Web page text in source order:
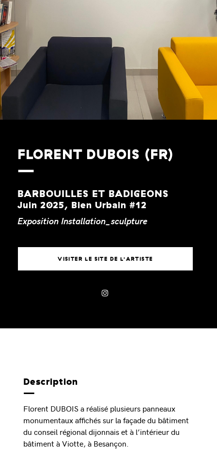
FLORENT DUBOIS (FR)
BARBOUILLES ET BADIGEONS
Juin 2025, Bien Urbain #12
Exposition Installation_sculpture
VISITER LE SITE DE L'ARTISTE
Description
Florent DUBOIS a réalisé plusieurs panneaux
monumentaux affichés sur la façade du bâtiment
du conseil régional dijonnais et à l’intérieur du
bâtiment à Viotte, à Besançon.